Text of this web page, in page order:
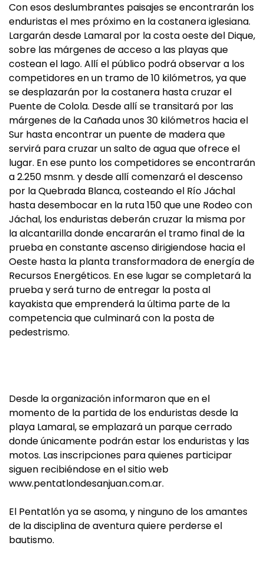
Con esos deslumbrantes paisajes se encontrarán los
enduristas el mes próximo en la costanera iglesiana.
Largarán desde Lamaral por la costa oeste del Dique,
sobre las márgenes de acceso a las playas que
costean el lago. Allí el público podrá observar a los
competidores en un tramo de 10 kilómetros, ya que
se desplazarán por la costanera hasta cruzar el
Puente de Colola. Desde allí se transitará por las
márgenes de la Cañada unos 30 kilómetros hacia el
Sur hasta encontrar un puente de madera que
servirá para cruzar un salto de agua que ofrece el
lugar. En ese punto los competidores se encontrarán
a 2.250 msnm. y desde allí comenzará el descenso
por la Quebrada Blanca, costeando el Río Jáchal
hasta desembocar en la ruta 150 que une Rodeo con
Jáchal, los enduristas deberán cruzar la misma por
la alcantarilla donde encararán el tramo final de la
prueba en constante ascenso dirigiendose hacia el
Oeste hasta la planta transformadora de energía de
Recursos Energéticos. En ese lugar se completará la
prueba y será turno de entregar la posta al
kayakista que emprenderá la última parte de la
competencia que culminará con la posta de
pedestrismo.
Desde la organización informaron que en el
momento de la partida de los enduristas desde la
playa Lamaral, se emplazará un parque cerrado
donde únicamente podrán estar los enduristas y las
motos. Las inscripciones para quienes participar
siguen recibiéndose en el sitio web
www.pentatlondesanjuan.com.ar.
El Pentatlón ya se asoma, y ninguno de los amantes
de la disciplina de aventura quiere perderse el
bautismo.